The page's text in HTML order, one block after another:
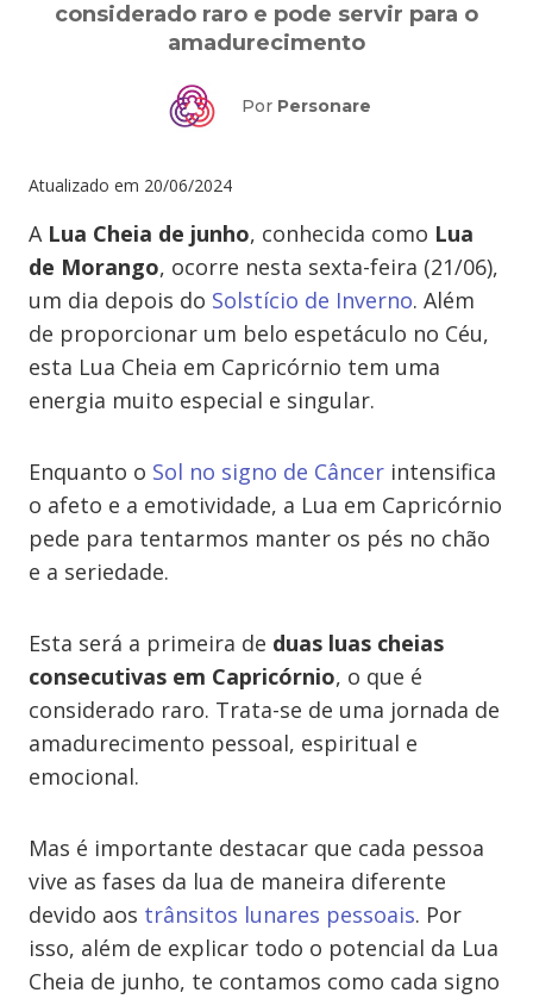
considerado raro e pode servir para o
amadurecimento
Por Personare
Atualizado em 20/06/2024
A Lua Cheia de junho, conhecida como Lua
de Morango, ocorre nesta sexta-feira (21/06),
um dia depois do Solstício de Inverno. Além
de proporcionar um belo espetáculo no Céu,
esta Lua Cheia em Capricórnio tem uma
energia muito especial e singular.
Enquanto o Sol no signo de Câncer intensifica
o afeto e a emotividade, a Lua em Capricórnio
pede para tentarmos manter os pés no chão
e a seriedade.
Esta será a primeira de duas luas cheias
consecutivas em Capricórnio, o que é
considerado raro. Trata-se de uma jornada de
amadurecimento pessoal, espiritual e
emocional.
Mas é importante destacar que cada pessoa
vive as fases da lua de maneira diferente
devido aos trânsitos lunares pessoais. Por
isso, além de explicar todo o potencial da Lua
Cheia de junho, te contamos como cada signo